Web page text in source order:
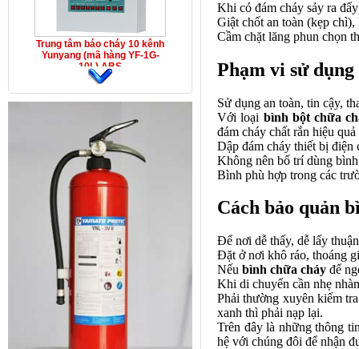
Trung tâm báo cháy 10 kênh
Yunyang (mã hàng YF-1G-
10L) ABS
Khi có đám cháy sảy ra
Giật chốt an toàn (kẹp
Cầm chặt lăng phun chọn
Phạm vi sử
Sử dụng an toàn, tin cậy,
Với loại bình bột chữa
đám cháy chất rắn hiệu
Dập đám cháy thiết bị
Không nên bố trí dùng
Bình phù hợp trong các
Cách bảo quản
Để nơi dễ thấy, dễ lấy
Đặt ở nơi khô ráo, thoáng
Nếu bình chữa cháy để
Khi di chuyển cần nhẹ
Phải thường xuyên kiểm
xanh thì phải nạp lại.
Trên đây là những thông
hệ với chúng đôi để nhận